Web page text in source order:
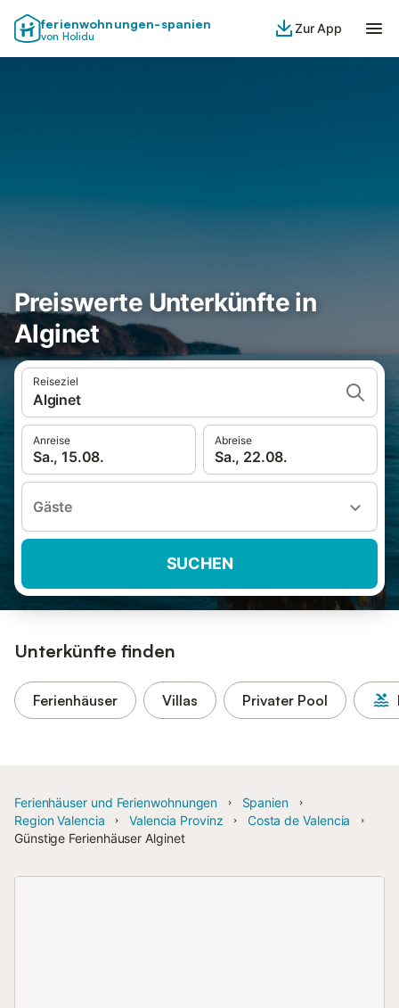
ferienwohnungen-spanien
von Holidu
Zur App
Preiswerte Unterkünfte in
Alginet
Reiseziel
Alginet
Anreise
Sa., 15.08.
Abreise
Sa., 22.08.
Gäste
SUCHEN
Unterkünfte finden
Ferienhäuser Villas Privater Pool
Ferienhäuser und Ferienwohnungen
Spanien
Region Valencia
Valencia Provinz
Costa de Valencia
Günstige Ferienhäuser Alginet